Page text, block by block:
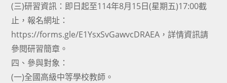
(三)研習資訊：即日起至114年8月15日(星期五)17:00截
止，報名網址：
https://forms.gle/E1YsxSvGawvcDRAEA，詳情資訊請
參閱研習簡章。
四、參與對象：
(一)全國高級中等學校教師。